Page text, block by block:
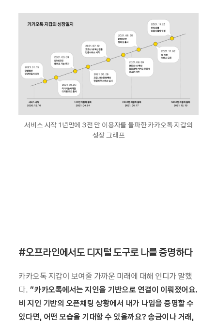
서비스 시작 1년만에 3천 만 이용자를 돌파한 카카오톡 지갑의
성장 그래프
#오프라인에서도 디지털 도구로 나를 증명하다
카카오톡 지갑이 보여줄 가까운 미래에 대해 인디가 말했
다. “카카오톡에서는 지인을 기반으로 연결이 이뤄졌어요.
비 지인 기반의 오픈채팅 상황에서 내가 나임을 증명할 수
있다면, 어떤 모습을 기대할 수 있을까요? 송금이나 거래,